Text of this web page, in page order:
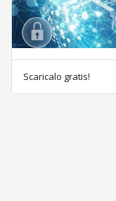
Scaricalo gratis!